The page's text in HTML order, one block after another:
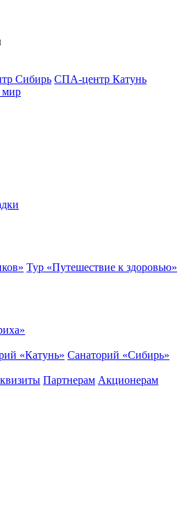
Сибирь СПА-центр Катунь
мир
Тур «Путешествие к здоровью»
«Катунь» Санаторий «Сибирь»
Партнерам Акционерам